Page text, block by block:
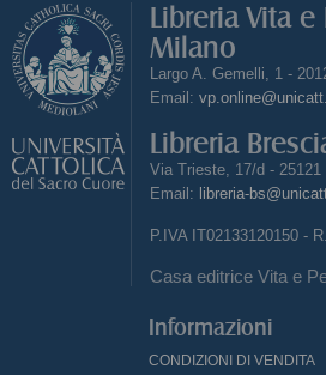
Libreria Vita e
Milano
Largo A. Gemelli, 1 -
Email:
Libreria
Via Trieste, 17/d - 25121
Email: libreria-
P.IVA IT02133120150 -
Casa editrice Vita e
Informazioni
CONDIZIONI DI VENDITA